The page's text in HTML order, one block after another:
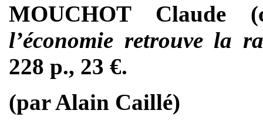
MOUCHOT Claude
l’économie retrouve la
228 p., 23 €.
(par Alain Caillé)